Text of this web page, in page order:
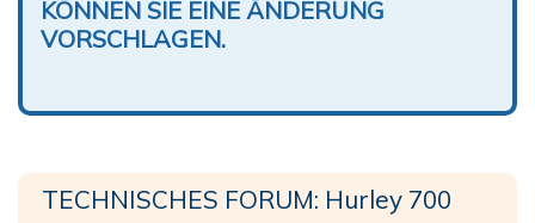
KÖNNEN SIE EINE ÄNDERUNG
VORSCHLAGEN.
TECHNISCHES FORUM: Hurley 700